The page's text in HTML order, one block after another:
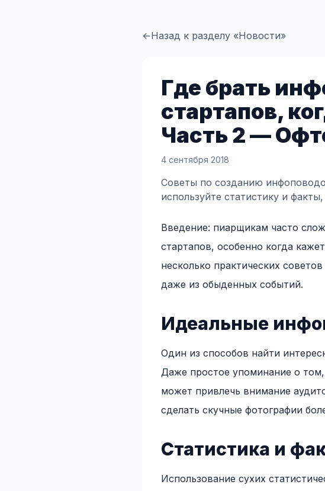
←Назад к разделу «Новости»
Где брать
стартапов,
Часть 2 —
4 сентября 2018
Советы по созданию
используйте статистику и
Введение: пиарщикам часто
стартапов, особенно когда
несколько практических
даже из обыденных событий.
Идеальные
Один из способов найти
Даже простое упоминание о
может привлечь внимание
сделать скучные фотографии
Статистика и
Использование сухих